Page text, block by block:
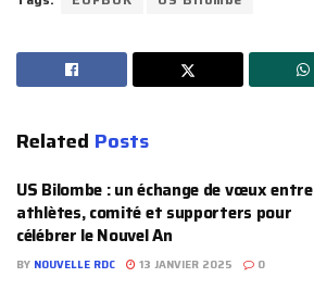
Related Posts
US Bilombe : un échange de vœux entre
athlètes, comité et supporters pour
célébrer le Nouvel An
BY NOUVELLE RDC 13 JANVIER 2025 0